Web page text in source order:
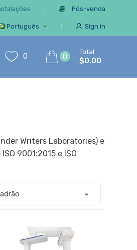
Pós-venda
Português Sign in
0 0
Total
$0.00
Writers Laboratories) e
9001:2015 e ISO